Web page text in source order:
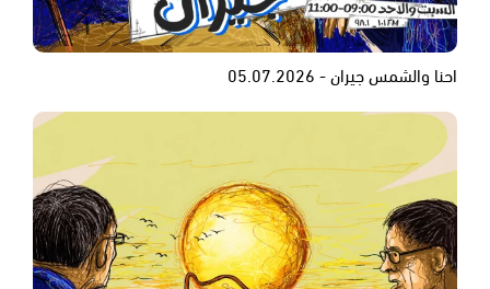
احنا والشمس جيران - 05.07.2026